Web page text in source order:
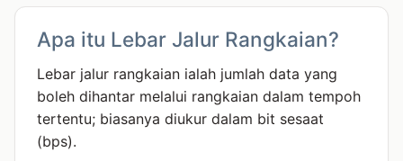
Apa itu Lebar Jalur Rangkaian?
Lebar jalur rangkaian ialah jumlah data yang
boleh dihantar melalui rangkaian dalam tempoh
tertentu; biasanya diukur dalam bit sesaat
(bps).